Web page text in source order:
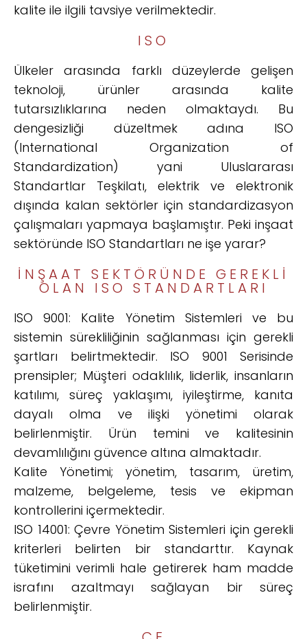
kalite ile ilgili tavsiye verilmektedir.
ISO
Ülkeler arasında farklı düzeylerde gelişen
teknoloji, ürünler arasında kalite
tutarsızlıklarına neden olmaktaydı. Bu
dengesizliği düzeltmek adına ISO
(International Organization of
Standardization) yani Uluslararası
Standartlar Teşkilatı, elektrik ve elektronik
dışında kalan sektörler için standardizasyon
çalışmaları yapmaya başlamıştır. Peki inşaat
sektöründe ISO Standartları ne işe yarar?
İNŞAAT SEKTÖRÜNDE GEREKLİ
OLAN ISO STANDARTLARI
ISO 9001: Kalite Yönetim Sistemleri ve bu
sistemin sürekliliğinin sağlanması için gerekli
şartları belirtmektedir. ISO 9001 Serisinde
prensipler; Müşteri odaklılık, liderlik, insanların
katılımı, süreç yaklaşımı, iyileştirme, kanıta
dayalı olma ve ilişki yönetimi olarak
belirlenmiştir. Ürün temini ve kalitesinin
devamlılığını güvence altına almaktadır.
Kalite Yönetimi; yönetim, tasarım, üretim,
malzeme, belgeleme, tesis ve ekipman
kontrollerini içermektedir.
ISO 14001: Çevre Yönetim Sistemleri için gerekli
kriterleri belirten bir standarttır. Kaynak
tüketimini verimli hale getirerek ham madde
israfını azaltmayı sağlayan bir süreç
belirlenmiştir.